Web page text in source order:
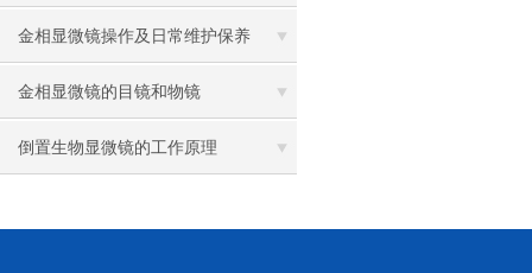
比传统卤素更明显
金相显微镜操作及日常维护保养
金相显微镜的目镜和物镜
倒置生物显微镜的工作原理